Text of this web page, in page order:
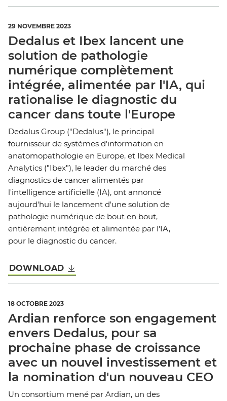
29 NOVEMBRE 2023
Dedalus et Ibex lancent une
solution de pathologie
numérique complètement
intégrée, alimentée par l'IA, qui
rationalise le diagnostic du
cancer dans toute l'Europe
Dedalus Group ("Dedalus"), le principal
fournisseur de systèmes d'information en
anatomopathologie en Europe, et Ibex Medical
Analytics ("Ibex"), le leader du marché des
diagnostics de cancer alimentés par
l'intelligence artificielle (IA), ont annoncé
aujourd'hui le lancement d'une solution de
pathologie numérique de bout en bout,
entièrement intégrée et alimentée par l'IA,
pour le diagnostic du cancer.
DOWNLOAD
18 OCTOBRE 2023
Ardian renforce son engagement
envers Dedalus, pour sa
prochaine phase de croissance
avec un nouvel investissement et
la nomination d'un nouveau CEO
Un consortium mené par Ardian, un des